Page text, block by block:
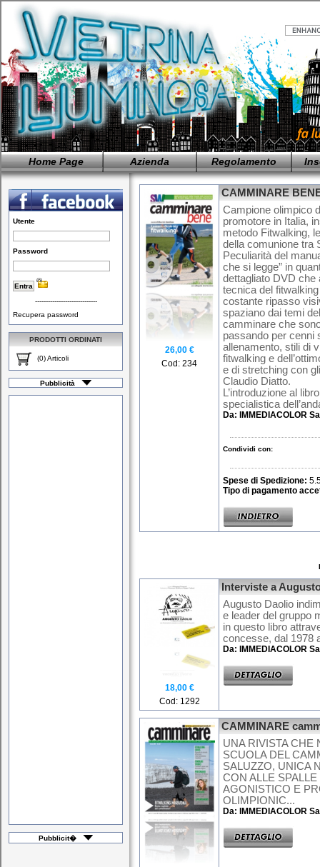
Home Page Azienda Regolamento
Utente
Password
-----------------------------
Recupera password
PRODOTTI ORDINATI
(0) Articoli
Pubblicità
Pubblicit�
26,00 €
Cod: 234
CAMMINARE
Campione olimpico
promotore in Italia,
metodo Fitwalking,
della comunione tra
Peculiarità del
che si legge” in
dettagliato DVD che
tecnica del
costante ripasso
spaziano dai temi
camminare che
passando per cenni
allenamento, stili di
fitwalking e
e di stretching con
Claudio Diatto.
L’introduzione al
specialistica
Da: IMMEDIACOLOR
Condividi con:
Spese di Spedizione:
Tipo di pagamento
18,00 €
Cod: 1292
Interviste a
Augusto Daolio
e leader del gruppo
in questo libro
concesse, dal 1978
Da: IMMEDIACOLOR
CAMMINARE
UNA RIVISTA CHE
SCUOLA DEL
SALUZZO, UNICA
CON ALLE
AGONISTICO E
OLIMPIONIC...
Da: IMMEDIACOLOR